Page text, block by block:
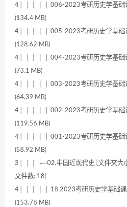
4│ │ │ │ │ 006-2023考研历史学基础
(134.4 MB)
4│ │ │ │ │ 005-2023考研历史学基础
(128.62 MB)
4│ │ │ │ │ 004-2023考研历史学基础
(73.1 MB)
4│ │ │ │ │ 003-2023考研历史学基础
(64.39 MB)
4│ │ │ │ │ 002-2023考研历史学基础
(119.56 MB)
4│ │ │ │ │ 001-2023考研历史学基础
(58.92 MB)
3│ │ │ ├─02.中国近现代史 [文件夹大
文件数: 18]
4│ │ │ │ │ 18.2023考研历史学基础课
(153.78 MB)